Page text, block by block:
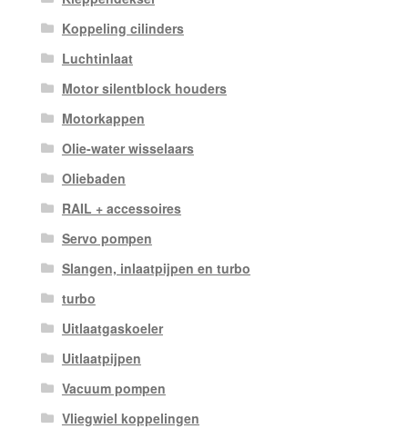
Koppeling cilinders
Luchtinlaat
Motor silentblock houders
Motorkappen
Olie-water wisselaars
Oliebaden
RAIL + accessoires
Servo pompen
Slangen, inlaatpijpen en turbo
turbo
Uitlaatgaskoeler
Uitlaatpijpen
Vacuum pompen
Vliegwiel koppelingen